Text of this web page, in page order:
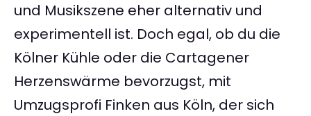
und Musikszene eher alternativ und
experimentell ist. Doch egal, ob du die
Kölner Kühle oder die Cartagener
Herzenswärme bevorzugst, mit
Umzugsprofi Finken aus Köln, der sich